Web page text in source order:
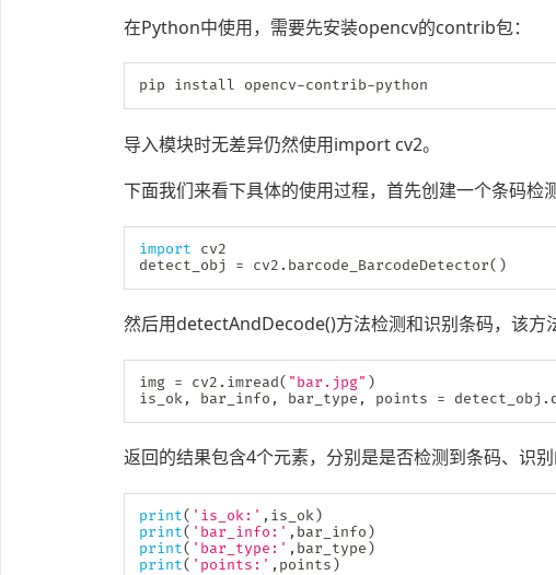
在Python中使用，需要先安装opencv的contrib包：
pip install opencv-contrib-python
导入模块时无差异仍然使用import cv2。
下面我们来看下具体的使用过程，首先创建一个条码检测
import cv2
detect_obj = cv2 . barcode_BarcodeDetector( )
然后用detectAndDecode()方法检测和识别条码，该方
img = cv2 . imread( "bar.jpg" )
is_ok, bar_info , bar_type , points = detect_obj .
返回的结果包含4个元素，分别是是否检测到条码、识
print( 'is_ok:' , is_ok)
print( 'bar_info:' , bar_info )
print( 'bar_type:' , bar_type )
print( 'points:' , points )